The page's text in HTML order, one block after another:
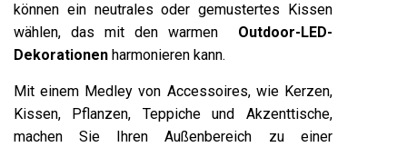
können ein neutrales oder gemustertes Kissen
wählen, das mit den warmen Outdoor-LED-
Dekorationen harmonieren kann.
Mit einem Medley von Accessoires, wie Kerzen,
Kissen, Pflanzen, Teppiche und Akzenttische,
machen Sie Ihren Außenbereich zu einer